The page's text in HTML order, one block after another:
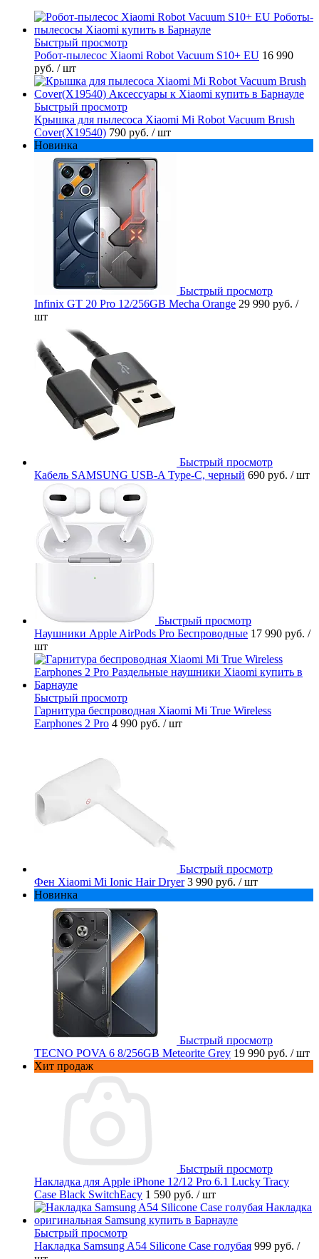
Быстрый просмотр
Робот-пылесос Xiaomi Robot Vacuum S10+ EU 16 990
руб. / шт
Быстрый просмотр
Крышка для пылесоса Xiaomi Mi Robot Vacuum Brush
Cover(X19540) 790 руб. / шт
Новинка
Быстрый просмотр
Infinix GT 20 Pro 12/256GB Mecha Orange 29 990 руб. /
шт
Быстрый просмотр
Кабель SAMSUNG USB-A Type-C, черный 690 руб. / шт
Быстрый просмотр
Наушники Apple AirPods Pro Беспроводные 17 990 руб. /
шт
Быстрый просмотр
Гарнитура беспроводная Xiaomi Mi True Wireless
Earphones 2 Pro 4 990 руб. / шт
Быстрый просмотр
Фен Xiaomi Mi Ionic Hair Dryer 3 990 руб. / шт
Новинка
Быстрый просмотр
TECNO POVA 6 8/256GB Meteorite Grey 19 990 руб. / шт
Хит продаж
Быстрый просмотр
Накладка для Apple iPhone 12/12 Pro 6.1 Lucky Tracy
Case Black SwitchEacy 1 590 руб. / шт
Быстрый просмотр
Накладка Samsung A54 Silicone Case голубая 999 руб. /